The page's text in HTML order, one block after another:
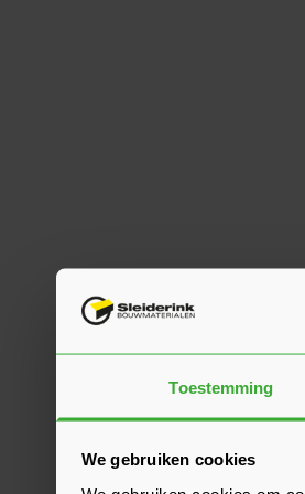
Toestemming
We gebruiken cookies